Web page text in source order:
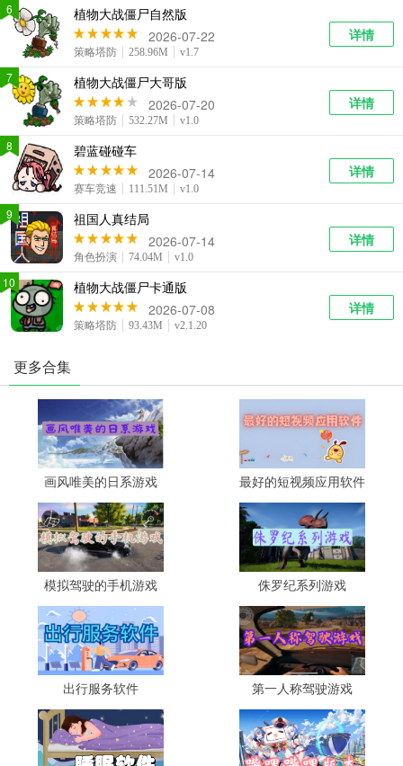
植物大战僵尸自然版
2026-07-22
策略塔防 258.96M v1.7
详情
6
植物大战僵尸大哥版
2026-07-20
策略塔防 532.27M v1.0
详情
7
碧蓝碰碰车
2026-07-14
赛车竞速 111.51M v1.0
详情
8
祖国人真结局
2026-07-14
角色扮演 74.04M v1.0
详情
9
植物大战僵尸卡通版
2026-07-08
策略塔防 93.43M v2.1.20
详情
10
更多合集
画风唯美的日系游戏 最好的短视频应用软件
模拟驾驶的手机游戏 侏罗纪系列游戏
出行服务软件 第一人称驾驶游戏